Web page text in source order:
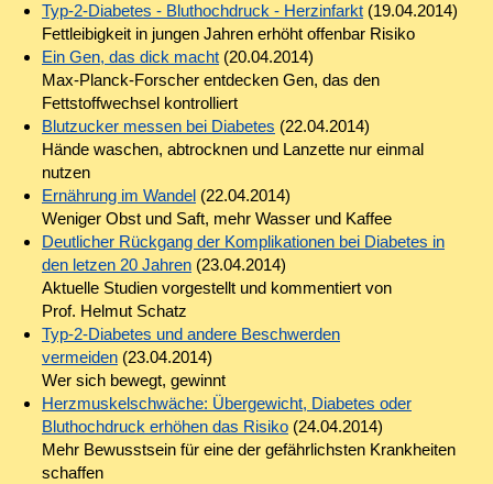
Typ-2-Diabetes - Bluthochdruck - Herzinfarkt(19.04.2014)
Fettleibigkeit in jungen Jahren erhöht offenbar Risiko
Ein Gen, das dick macht(20.04.2014)
Max-Planck-Forscher entdecken Gen, das den
Fettstoffwechsel kontrolliert
Blutzucker messen bei Diabetes (22.04.2014)
Hände waschen, abtrocknen und Lanzette nur einmal
nutzen
Ernährung im Wandel(22.04.2014)
Weniger Obst und Saft, mehr Wasser und Kaffee
Deutlicher Rückgang der Komplikationen bei Diabetes in
den letzen 20 Jahren(23.04.2014)
Aktuelle Studien vorgestellt und kommentiert von
Prof. Helmut Schatz
Typ-2-Diabetes und andere Beschwerden
vermeiden(23.04.2014)
Wer sich bewegt, gewinnt
Herzmuskelschwäche: Übergewicht, Diabetes oder
Bluthochdruck erhöhen das Risiko(24.04.2014)
Mehr Bewusstsein für eine der gefährlichsten Krankheiten
schaffen